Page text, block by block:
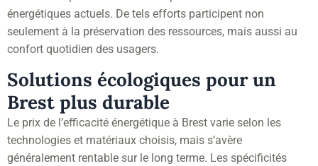
énergétiques actuels. De tels efforts participent non
seulement à la préservation des ressources, mais aussi au
confort quotidien des usagers.
Solutions écologiques pour un
Brest plus durable
Le prix de l’efficacité énergétique à Brest varie selon les
technologies et matériaux choisis, mais s’avère
généralement rentable sur le long terme. Les spécificités